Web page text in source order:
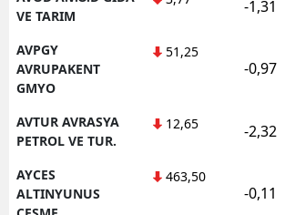
VE TARIM
-1,31
AVPGY
AVRUPAKENT
GMYO
51,25
-0,97
AVTUR AVRASYA
PETROL VE TUR.
12,65 -2,32
AYCES
ALTINYUNUS
463,50
-0,11